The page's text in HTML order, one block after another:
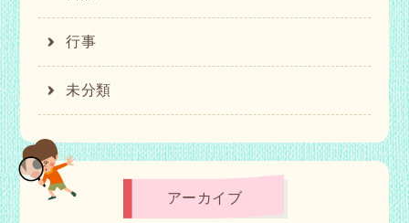
行事
未分類
アーカイブ